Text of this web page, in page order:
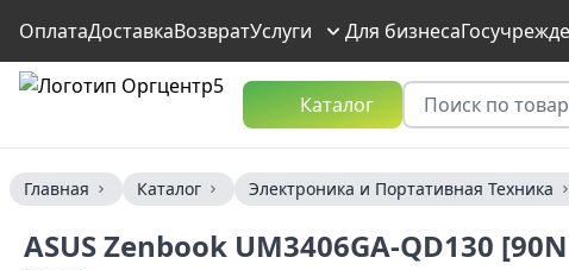
ОплатаДоставкаВозвратУслуги Для бизнеса
Каталог
Главная Каталог Электроника и Портативная Техника
ASUS Zenbook UM3406GA-QD130